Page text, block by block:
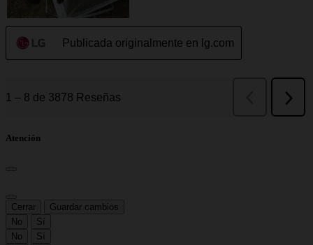
Atención
Cerrar
Guardar cambios
No
Sí
No
Sí